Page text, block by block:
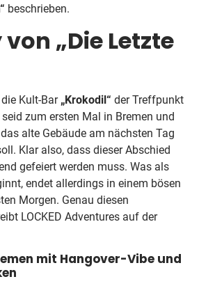
beschrieben.
„Die Letzte
Kult-Bar „Krokodil“ der Treffpunkt
zum ersten Mal in Bremen und
alte Gebäude am nächsten Tag
Klar also, dass dieser Abschied
gefeiert werden muss. Was als
endet allerdings in einem bösen
Morgen. Genau diesen
LOCKED Adventures auf der
mit Hangover-Vibe und